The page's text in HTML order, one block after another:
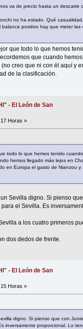
va de precio hasta un descarte
no ha estado. Qué
positivo hay que meter
que todo lo que hemos
que cuando
creo que ni con él aquí y
de la clasificación.
- El León de San
Horas »
todo lo que hemos tenido
hemos llegado más lejos en
en Europa el gasto de Nianzou
Sevilla digno. Si pienso
el Sevilla. Es
a los cuatro primeros
dos dedos de frente.
- El León de San
Horas »
digno. Si pienso que con
inversamente proporcional. Lo